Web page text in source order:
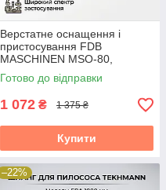
Верстатне оснащення і
пристосування FDB
MASCHINEN MSO-80,
розкриття 60 мм
Готово до відправки
1 072 ₴ 1 375 ₴
Купити
–22%